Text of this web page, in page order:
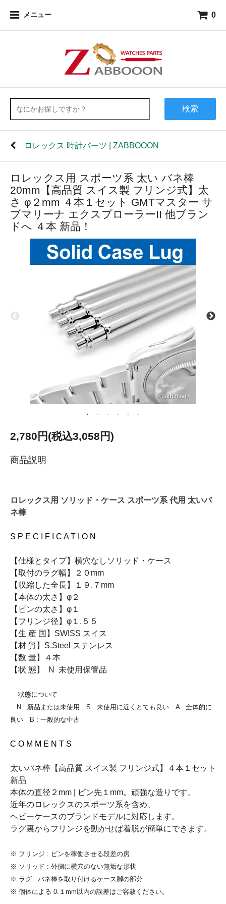
メニュー 0
検索
ロレックス 時計パーツ | ZABBOOON
ロレックス用 スポーツ系 太い バネ棒
20mm【高品質 スイス製 フリンジ式】太
さ φ２mm ４本１セット GMTマスター サ
ブマリーナ エクスプローラーII 他ブラン
ドへ ４本 新品！
2,780円(税込3,058円)
商品説明
ロレックス用 ソリッド・ケース スポーツ系 代用 太いバ
ネ棒
S P E C I F I C A T I O N
【仕様とタイプ】横穴なしソリッド・ケース
【取付のラグ幅】２０mm
【収縮した全長】１９.７mm
【本体の太さ】φ２
【ピンの太さ】φ１
【フリンジ径】φ１.５５
【生 産 国】SWISS スイス
【材 質】S.Steel ステンレス
【数 量】４本
【状 態】 N 未使用保管品
状態について
N : 新品または未使用 S : 未使用に近くとても良い A : 全体的に
良い B : 一般的な中古
C O M M E N T S
太いバネ棒【高品質 スイス製 フリンジ式】４本１セット
新品
本体の直径２mm | ピン先１mm。頑強な造りです。
近年のロレックスのスポーツ系を含め、
ヘビーケースのブランドモデルに対応します。
ラグ裏からフリンジを動かせば着脱が簡単にできます。
※ フリンジ : ピンを稼働させる段差の房
※ ソリッド : 外側に横穴のない無垢な形状
※ ラグ : バネ棒を取り付けるケース脚の部分
※ 個体による 0.１mm以内の誤差はご容赦ください。